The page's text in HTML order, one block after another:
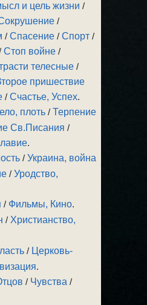
и цель жизни /
/
/Спасение /Спорт /
Стоп войне /
телесные /
пришествие
/Счастье, Успех.
плоть /Терпение
Св.Писания /
.
/Украина, война
/Уродство,
/ Фильмы, Кино.
/ Христианство,
/ Церковь-
.
/ Чувства /